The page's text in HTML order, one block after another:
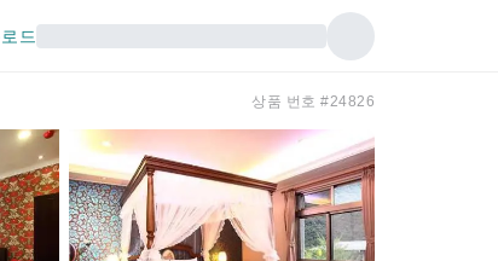
드
상품 번호 #24826